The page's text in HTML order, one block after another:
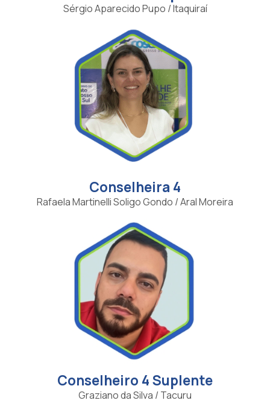
Sérgio Aparecido Pupo / Itaquiraí
Conselheira 4
Rafaela Martinelli Soligo Gondo / Aral Moreira
Conselheiro 4 Suplente
Graziano da Silva / Tacuru